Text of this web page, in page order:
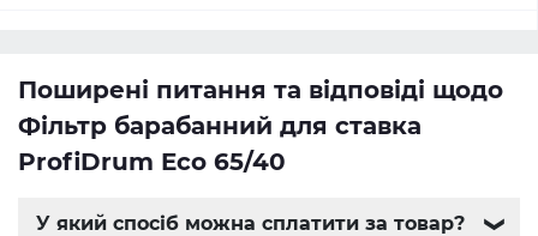
Поширені питання та відповіді щодо
Фільтр барабанний для ставка
ProfiDrum Eco 65/40
У який спосіб можна сплатити за товар? ❯